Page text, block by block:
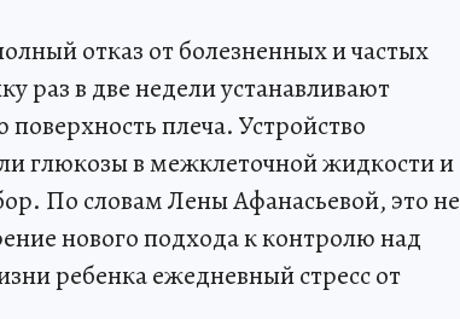
отказ от болезненных и частых
раз в две недели устанавливают
плеча. Устройство
глюкозы в межклеточной жидкости и
По словам Лены Афанасьевой, это не
нового подхода к контролю над
ребенка ежедневный стресс от